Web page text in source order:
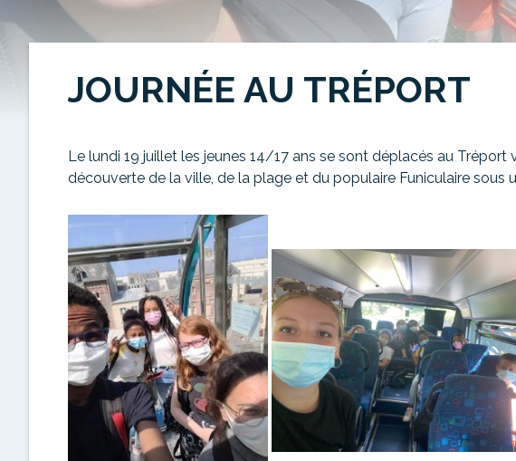
JOURNÉE AU TRÉPORT
Le lundi 19 juillet les jeunes 14/17 ans se sont déplacés au
découverte de la ville, de la plage et du populaire Funiculaire sous